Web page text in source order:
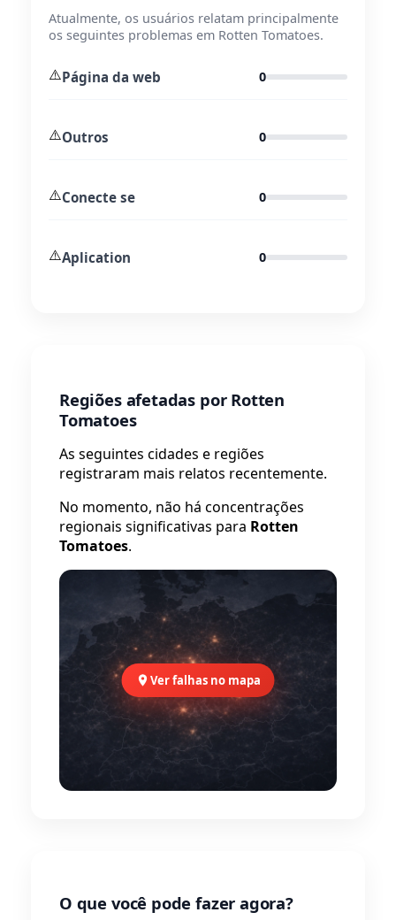
Atualmente, os usuários relatam principalmente
os seguintes problemas em Rotten Tomatoes.
⚠️Página da web 0
⚠️Outros 0
⚠️Conecte se 0
⚠️Aplication 0
Regiões afetadas por Rotten
Tomatoes
As seguintes cidades e regiões
registraram mais relatos recentemente.
No momento, não há concentrações
regionais significativas para Rotten
Tomatoes.
Ver falhas no mapa
O que você pode fazer agora?